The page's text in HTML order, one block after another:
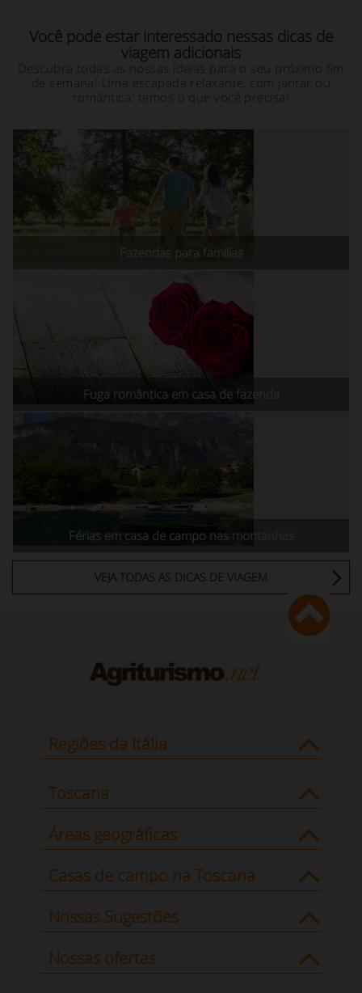
Você pode estar interessado nessas dicas de
viagem adicionais
Descubra todas as nossas ideias para o seu próximo fim
de semana! Uma escapada relaxante, com jantar ou
romântica: temos o que você precisa!
Fazendas para famílias
Fuga romântica em casa de fazenda
Férias em casa de campo nas montanhas
VEJA TODAS AS DICAS DE VIAGEM
Regiões da Itália
Toscana
Áreas geográficas
Casas de campo na Toscana
Nossas Sugestões
Nossas ofertas